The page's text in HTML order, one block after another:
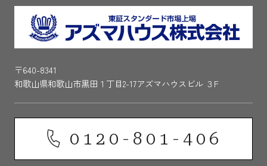
〒640-8341
和歌山県和歌山市黒田１丁目2-17アズマハウスビル ３F
0120-801-406